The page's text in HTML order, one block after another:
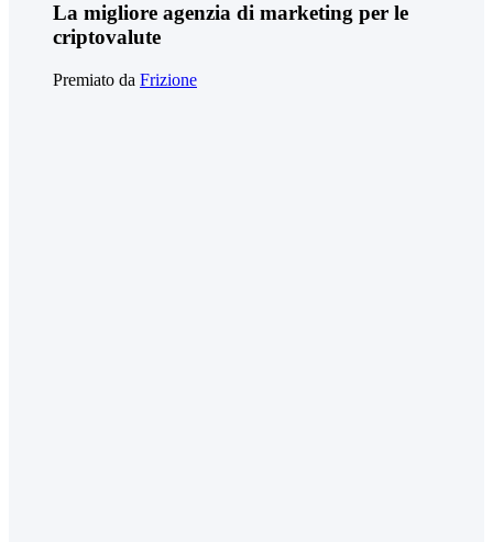
La migliore agenzia di marketing per le
criptovalute
Premiato da Frizione